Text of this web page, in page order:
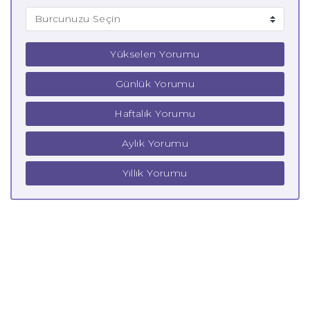
Yükselen Yorumu
Günlük Yorumu
Haftalık Yorumu
Aylık Yorumu
Yıllık Yorumu